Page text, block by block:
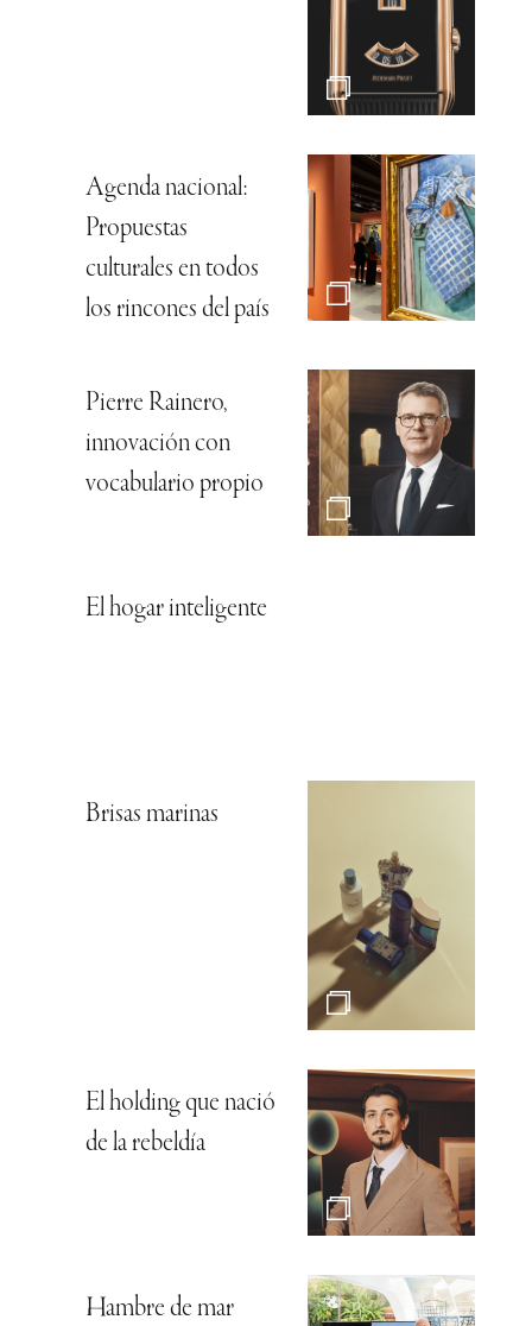
Agenda nacional:
Propuestas
culturales en todos
los rincones del país
Pierre Rainero,
innovación con
vocabulario propio
El hogar inteligente
Brisas marinas
El holding que nació
de la rebeldía
Hambre de mar